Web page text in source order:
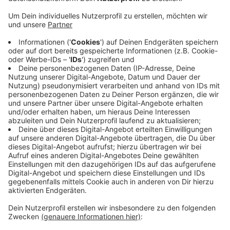
Ausbildungsplatzangebote zur Verfügung stehen.
hier wichtige Hinweise für die Ausbildung der
Kinder. Die Seite wird laufend aktualisiert.
Allein im März waren im Bezirk der Arbeitsagentur
Aachen-Düren noch 3.100 Jugendliche ohne
Ausbildungsstelle.
Die neue Seite der Agentur für Arbeit findet ihr
HIER.
Veröffentlicht:Freitag, 23.04.2021 14:37
Anzeige